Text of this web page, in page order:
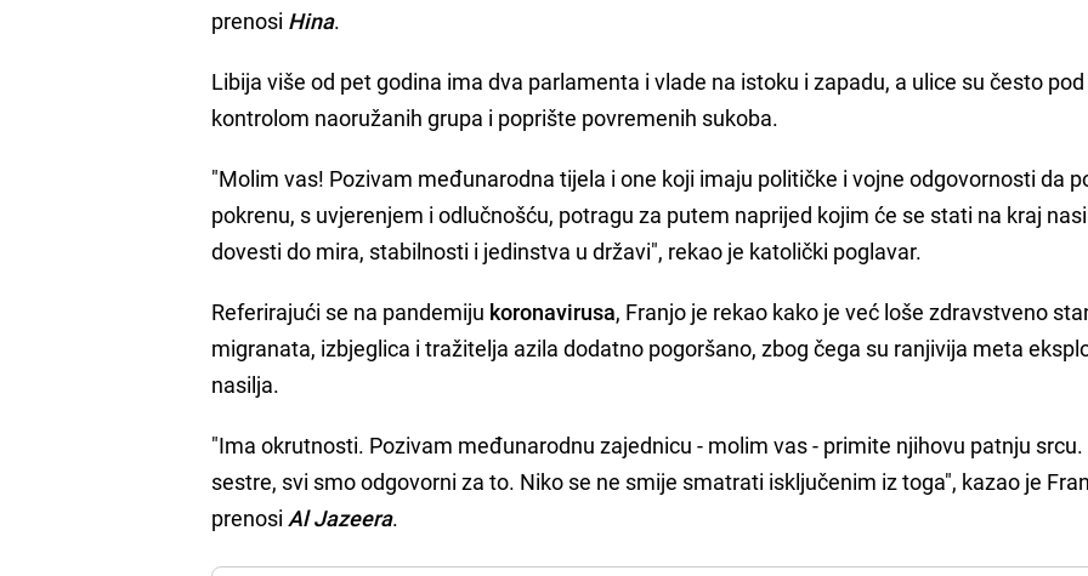
prenosi Hina.
Libija više od pet godina ima dva parlamenta i vlade na istoku i zapadu, a ulice su često pod
kontrolom naoružanih grupa i poprište povremenih sukoba.
"Molim vas! Pozivam međunarodna tijela i one koji imaju političke i vojne odgovornosti da
pokrenu, s uvjerenjem i odlučnošću, potragu za putem naprijed kojim će se stati na kraj
dovesti do mira, stabilnosti i jedinstva u državi", rekao je katolički poglavar.
Referirajući se na pandemiju koronavirusa, Franjo je rekao kako je već loše zdravstveno
migranata, izbjeglica i tražitelja azila dodatno pogoršano, zbog čega su ranjivija meta
nasilja.
"Ima okrutnosti. Pozivam međunarodnu zajednicu - molim vas - primite njihovu patnju srcu.
sestre, svi smo odgovorni za to. Niko se ne smije smatrati isključenim iz toga", kazao je
prenosi Al Jazeera.